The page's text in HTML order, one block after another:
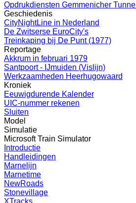
Opdrukdiensten Gemmenicher Tunnel
Geschiedenis
CityNightLine in Nederland
De Zwitserse EuroCity's
Treinkaping bij De Punt (1977)
Reportage
Akkrum in februari 1979
Santpoort - IJmuiden (Vislijn)
Werkzaamheden Heerhugowaard
Kroniek
Eeuwigdurende Kalender
UIC-nummer rekenen
Sluiten
Model
Simulatie
Microsoft Train Simulator
Introductie
Handleidingen
Marnelijn
Marnetime
NewRoads
Stonevillage
XTracks